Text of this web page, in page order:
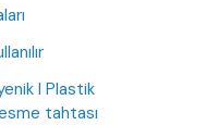
I Plastik
tahtası